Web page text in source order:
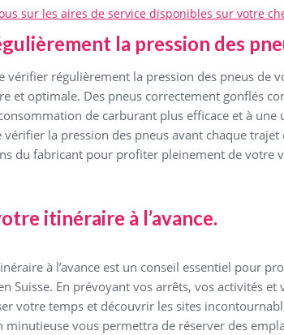
sur les aires de service disponibles sur votre
la pression des
vérifier régulièrement la pression des pneus de
et optimale. Des pneus correctement gonflés
de carburant plus efficace et à une
vérifier la pression des pneus avant chaque trajet
du fabricant pour profiter pleinement de votre
itinéraire à l’avance.
à l’avance est un conseil essentiel pour
Suisse. En prévoyant vos arrêts, vos activités et
votre temps et découvrir les sites
minutieuse vous permettra de réserver des